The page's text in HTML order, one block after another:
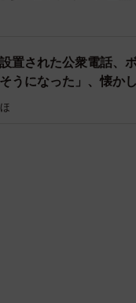
置された公衆電話、
うになった」、懐か